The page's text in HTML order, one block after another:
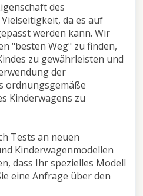
des
da es auf
werden kann. Wir
"besten Weg" zu finden,
zu gewährleisten und
der
ordnungsgemäße
Kinderwagens zu
Tests an neuen
Kinderwagenmodellen
dass Ihr spezielles Modell
eine Anfrage über den